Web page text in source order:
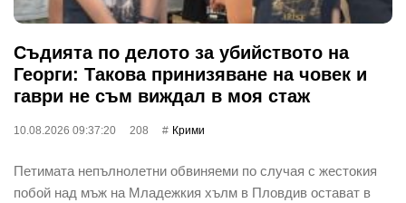
Съдията по делото за убийството на
Георги: Такова принизяване на човек и
гаври не съм виждал в моя стаж
10.08.2026 09:37:20 208 Крими
Петимата непълнолетни обвиняеми по случая с жестокия
побой над мъж на Младежкия хълм в Пловдив остават в